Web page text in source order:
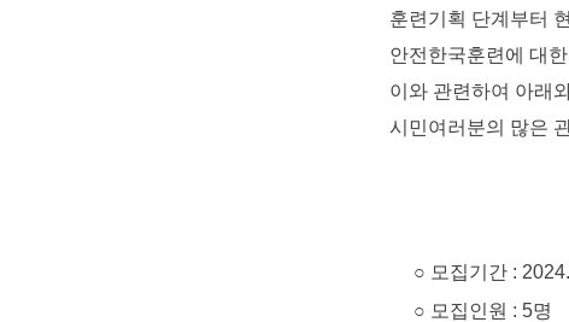
훈련기획 단계부터
안전한국훈련에 대
이와 관련하여 아래
시민여러분의 많은
○ 모집기간 : 2024.
○ 모집인원 : 5명